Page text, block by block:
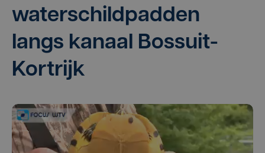
water­schild­pad­den
langs kanaal Bossuit-
Kortrijk